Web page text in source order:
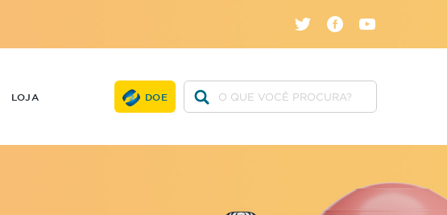
LOJA DOE